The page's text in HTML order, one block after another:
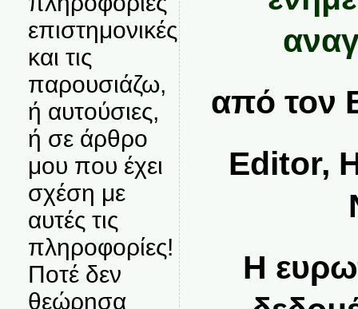
επιστημονικές
και τις
παρουσιάζω,
ή αυτούσιες,
ή σε άρθρο
μου που έχει
σχέση με
αυτές τις
πληροφορίες!
Ποτέ δεν
θεώρησα
από τον
Editor,
Η